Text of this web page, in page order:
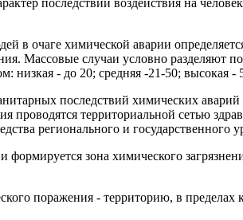
последствий воздействия на
в очаге химической аварии
Массовые случаи условно разделяют
низкая - до 20; средняя -21-50; высокая
последствий химических ава­рий
проводятся территориальной сетью
регионального и государственного
зона химического
поражения - территорию, в преде­лах